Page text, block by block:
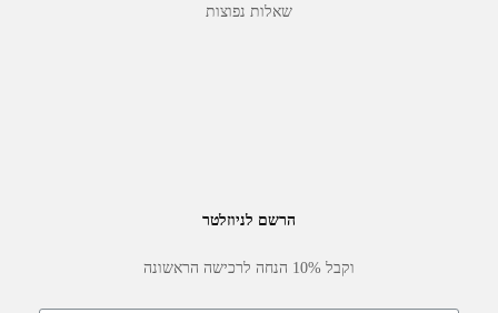
שאלות נפוצות
הרשם לניוזלטר
וקבל 10% הנחה לרכישה הראשונה